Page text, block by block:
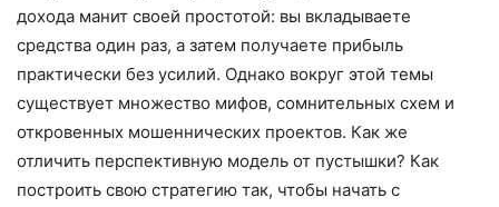
дохода манит своей простотой: вы вкладываете
средства один раз, а затем получаете прибыль
практически без усилий. Однако вокруг этой темы
существует множество мифов, сомнительных схем и
откровенных мошеннических проектов. Как же
отличить перспективную модель от пустышки? Как
построить свою стратегию так, чтобы начать с